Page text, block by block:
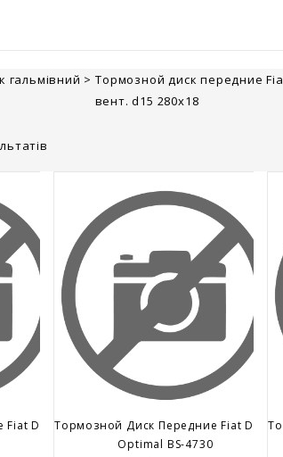
гальмівний > Тормозной диск передние
вент. d15 280x18
Тормозной Диск Передние Fiat Ducato Peugeot Boxer Не Вент. D15 280x18
Тормозной Диск Передние Fiat Ducato Peugeot Boxer Не Вент. D15 280x18
Optimal BS-4730